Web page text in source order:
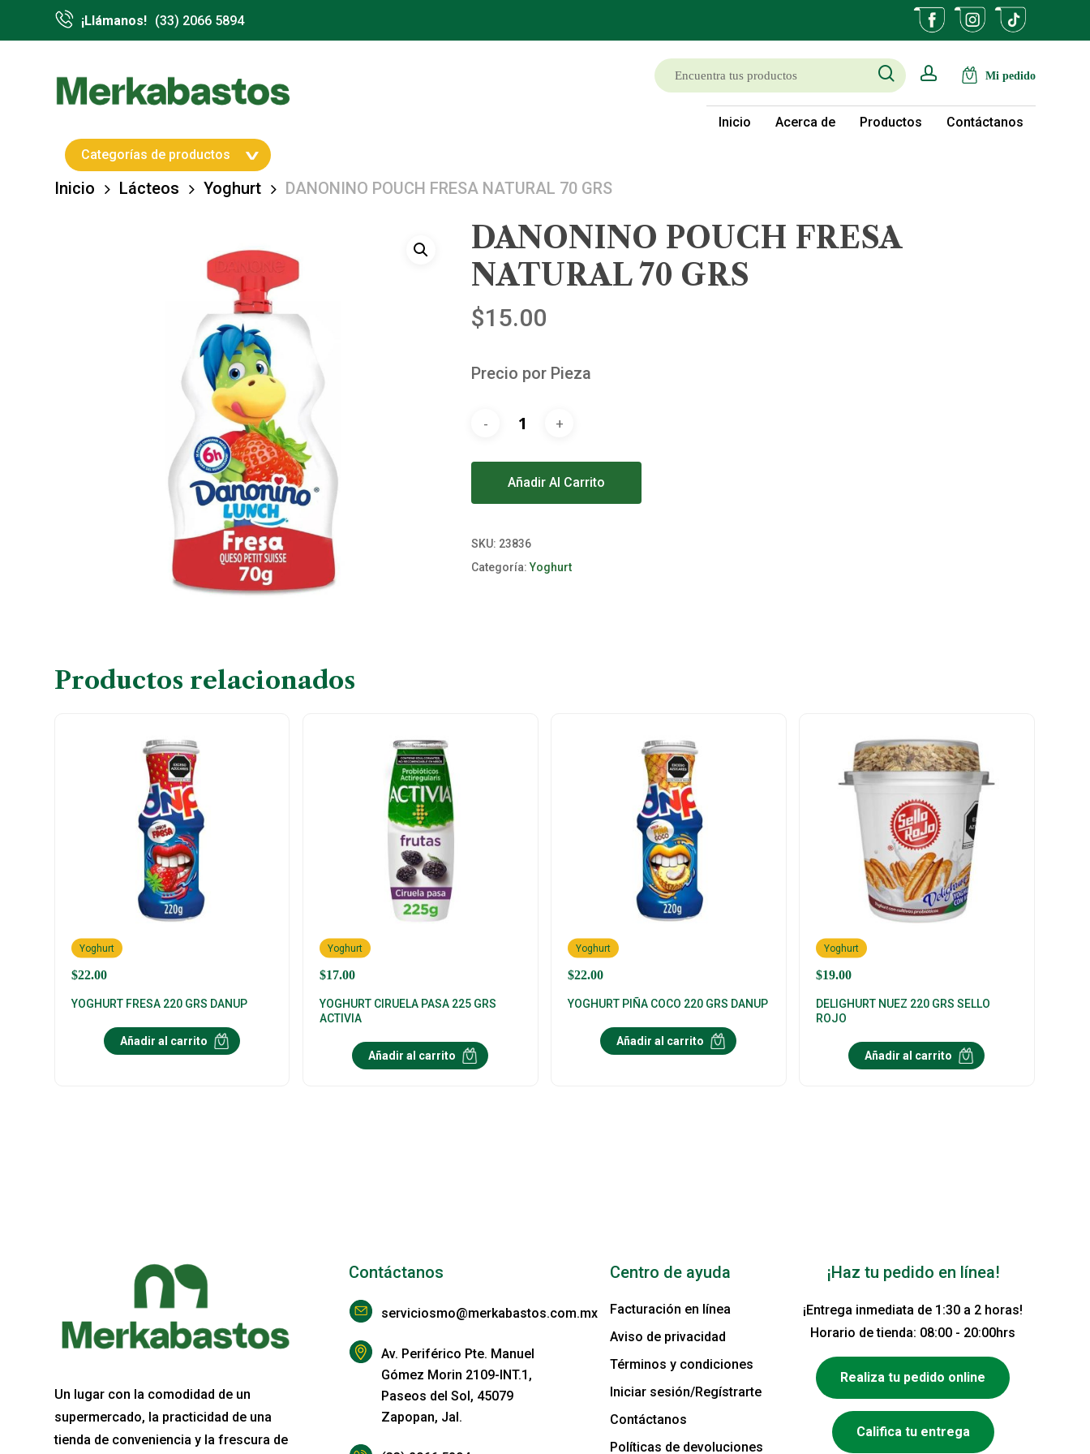
¡Llámanos! (33) 2066 5894
Hit enter to search or ESC to close
Categorías de productos
Inicio Acerca de Productos Contáctanos
searchaccount
Inicio Lácteos Yoghurt DANONINO POUCH FRESA NATURAL 70 GRS
DANONINO POUCH FRESA
NATURAL 70 GRS
$15.00
Precio por Pieza
Añadir Al Carrito
SKU: 23836
Categoría:Yoghurt
Productos relacionados
$22.00
Yoghurt
YOGHURT FRESA 220 GRS DANUP
Añadir al carrito
$17.00
Yoghurt
YOGHURT CIRUELA PASA 225 GRS
ACTIVIA
Añadir al carrito
$22.00
Yoghurt
YOGHURT PIÑA COCO 220 GRS DANUP
Añadir al carrito
$19.00
Yoghurt
DELIGHURT NUEZ 220 GRS SELLO
ROJO
Añadir al carrito
Un lugar con la comodidad de un
supermercado, la practicidad de una
tienda de conveniencia y la frescura de
Contáctanos
serviciosmo@merkabastos.com.mx
Av. Periférico Pte. Manuel
Gómez Morin 2109-INT.1,
Paseos del Sol, 45079
Zapopan, Jal.
Centro de ayuda
Facturación en línea
Aviso de privacidad
Términos y condiciones
Iniciar sesión/Regístrarte
Contáctanos
Políticas de devoluciones
¡Haz tu pedido en línea!
¡Entrega inmediata de 1:30 a 2 horas!
Horario de tienda: 08:00 - 20:00hrs
Realiza tu pedido online
Califica tu entrega